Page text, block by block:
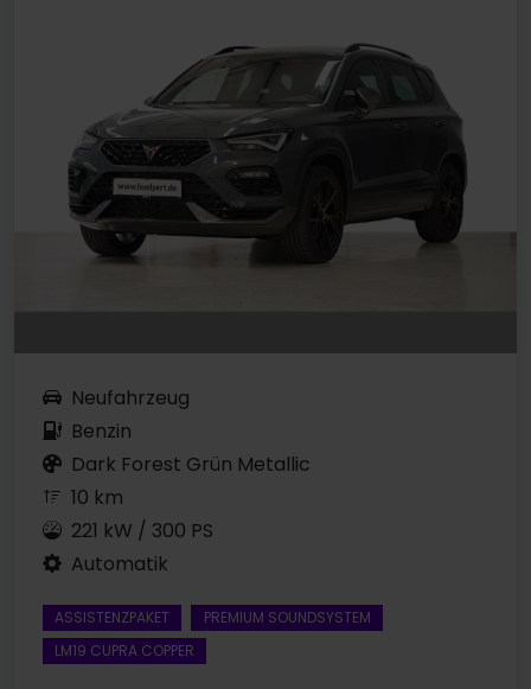
Neufahrzeug
Benzin
Dark Forest Grün Metallic
10 km
221 kW / 300 PS
Automatik
ASSISTENZPAKET
PREMIUM SOUNDSYSTEM
LM19 CUPRA COPPER